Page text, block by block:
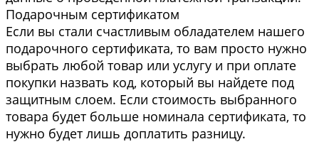
Подарочным сертификатом
Если вы стали счастливым обладателем нашего
подарочного сертификата, то вам просто нужно
выбрать любой товар или услугу и при оплате
покупки назвать код, который вы найдете под
защитным слоем. Если стоимость выбранного
товара будет больше номинала сертификата, то
нужно будет лишь доплатить разницу.